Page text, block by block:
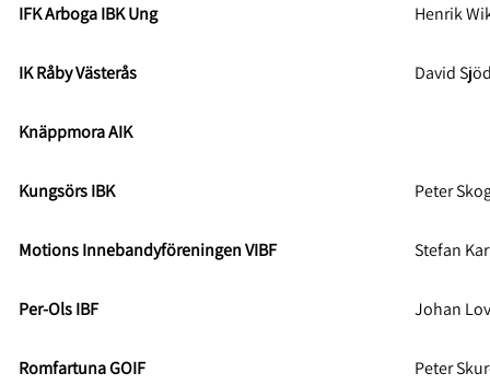
IFK Arboga IBK Ung Henrik
IK Råby Västerås David
Knäppmora AIK
Kungsörs IBK Peter
Motions Innebandyföreningen VIBF Stefan
Per-Ols IBF Johan
Romfartuna GOIF Peter